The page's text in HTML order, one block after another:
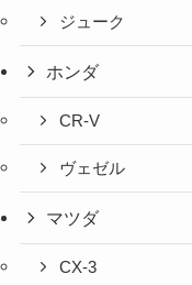
ジューク
ホンダ
CR-V
ヴェゼル
マツダ
CX-3